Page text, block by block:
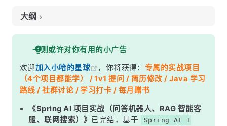
大纲
1. 查看可用磁盘设备
2. 创建挂载点
3. 挂载磁盘
4. 查看挂载结果
5. 设置开机自动挂载（可选）
一则或许对你有用的小广告
欢迎加入小哈的星球 ，你将获得： 专属的实战项目
（4个项目都能学） / 1v1 提问 / 简历修改 / Java 学习
路线 / 社群讨论 / 学习打卡 / 每月赠书
《Spring AI 项目实战（问答机器人、RAG 智能客
服、联网搜索）》 已完结，基于
Spring AI +